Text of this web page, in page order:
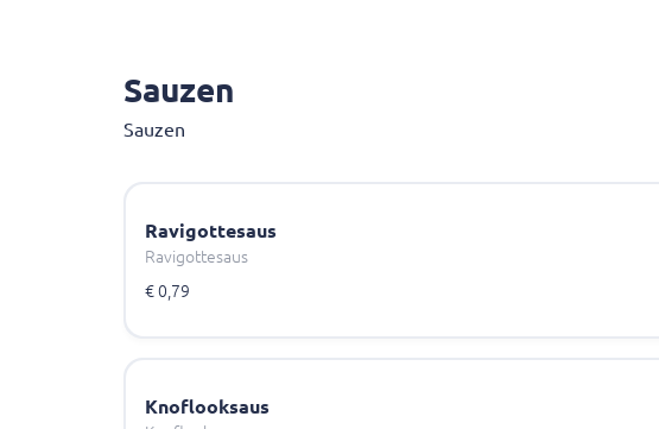
Sauzen
Sauzen
Ravigottesaus
Ravigottesaus
€ 0,79
Knoflooksaus